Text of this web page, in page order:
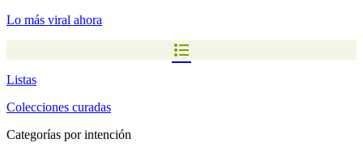
Lo más viral ahora
format_list_bulleted
Listas
Colecciones curadas
Categorías por intención